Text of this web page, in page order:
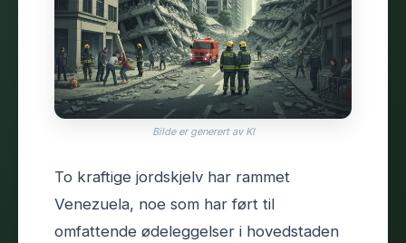
Bilde er generert av KI
To kraftige jordskjelv har rammet
Venezuela, noe som har ført til
omfattende ødeleggelser i hovedstaden